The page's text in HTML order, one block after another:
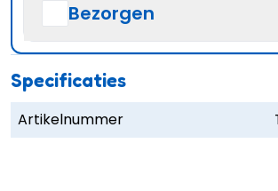
Bezorgen
Specificaties
Artikelnummer